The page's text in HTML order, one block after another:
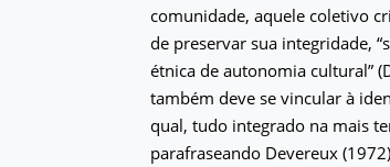
comunidade, aquele coletivo
de preservar sua integridade,
étnica de autonomia cultural”
também deve se vincular à
qual, tudo integrado na mais
parafraseando Devereux